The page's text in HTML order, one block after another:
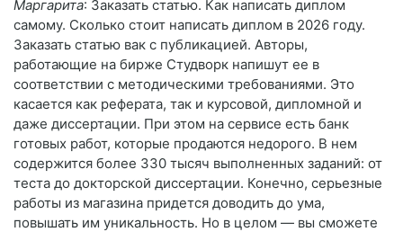
Маргарита: Заказать статью. Как написать диплом
самому. Сколько стоит написать диплом в 2026 году.
Заказать статью вак с публикацией. Авторы,
работающие на бирже Студворк напишут ее в
соответствии с методическими требованиями. Это
касается как реферата, так и курсовой, дипломной и
даже диссертации. При этом на сервисе есть банк
готовых работ, которые продаются недорого. В нем
содержится более 330 тысяч выполненных заданий: от
теста до докторской диссертации. Конечно, серьезные
работы из магазина придется доводить до ума,
повышать им уникальность. Но в целом — вы сможете